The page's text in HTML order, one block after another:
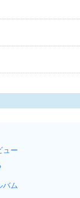
ュー
バム